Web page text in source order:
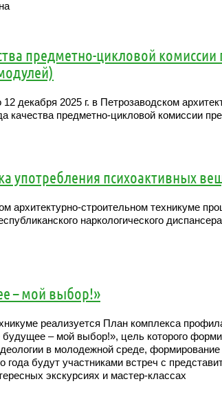
предметно-цикловой
декабря 2025 г. в Петрозаводском
качества предметно-цикловой комиссии
употребления психоактивных
архитектурно-строительном техникуме
наркологического
– мой выбор!»
реализуется План комплекса
– мой выбор!», цель которого
в молодежной среде,
года будут участниками встреч с
экскурсиях и мастер-классах